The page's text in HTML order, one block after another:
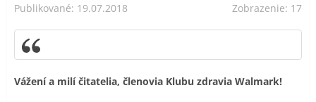
Publikované: 19.07.2018 Zobrazenie: 17
Vážení a milí čitatelia, členovia Klubu zdravia Walmark!